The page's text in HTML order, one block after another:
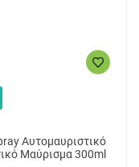
Αυτομαυριστικό
Μαύρισμα 300ml